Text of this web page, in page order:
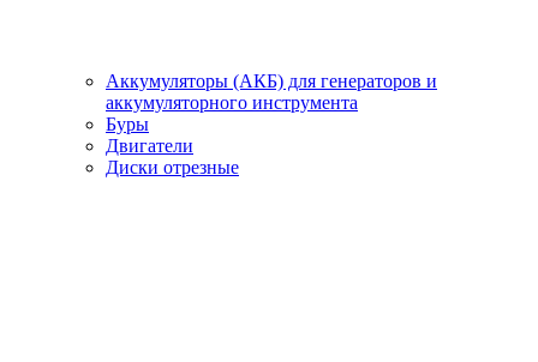
Аккумуляторы (АКБ) для генераторов и
аккумуляторного инструмента
Буры
Двигатели
Диски отрезные